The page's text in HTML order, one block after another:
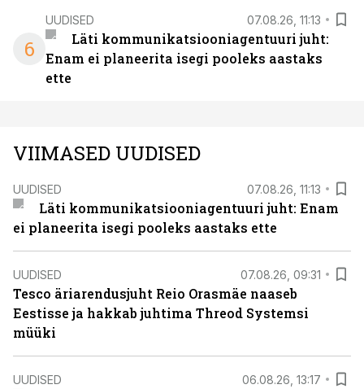
6
UUDISED 07.08.26, 11:13
Läti kommunikatsiooniagentuuri juht:
Enam ei planeerita isegi pooleks aastaks
ette
VIIMASED UUDISED
UUDISED 07.08.26, 11:13
Läti kommunikatsiooniagentuuri juht: Enam
ei planeerita isegi pooleks aastaks ette
UUDISED 07.08.26, 09:31
Tesco äriarendusjuht Reio Orasmäe naaseb
Eestisse ja hakkab juhtima Threod Systemsi
müüki
UUDISED 06.08.26, 13:17